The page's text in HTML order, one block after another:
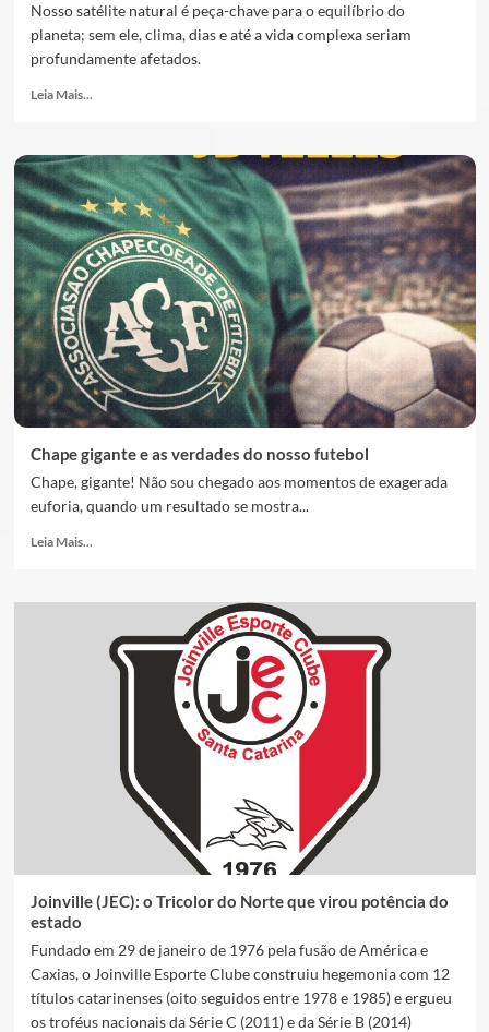
Nosso satélite natural é peça-chave para o equilíbrio do
planeta; sem ele, clima, dias e até a vida complexa seriam
profundamente afetados.
Leia Mais...
Chape gigante e as verdades do nosso futebol
Chape, gigante! Não sou chegado aos momentos de exagerada
euforia, quando um resultado se mostra...
Leia Mais...
Joinville (JEC): o Tricolor do Norte que virou potência do
estado
Fundado em 29 de janeiro de 1976 pela fusão de América e
Caxias, o Joinville Esporte Clube construiu hegemonia com 12
títulos catarinenses (oito seguidos entre 1978 e 1985) e ergueu
os troféus nacionais da Série C (2011) e da Série B (2014)